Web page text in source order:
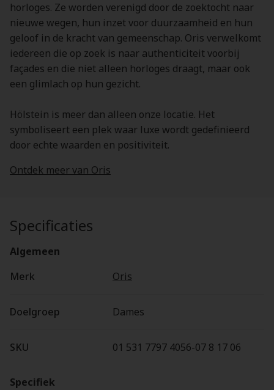
horloges. Ze worden verenigd door de zoektocht naar
nieuwe wegen, hun inzet voor duurzaamheid en hun
geloof in de kracht van gemeenschap. Oris verwelkomt
iedereen die op zoek is naar authenticiteit voorbij
façades en die niet alleen horloges draagt, maar ook
een glimlach op hun gezicht.
Hölstein is meer dan alleen onze locatie. Het
symboliseert een plek waar luxe wordt gedefinieerd
door echte waarden en positiviteit.
Ontdek meer van Oris
Specificaties
Algemeen
Merk
Oris
Doelgroep Dames
SKU 01 531 7797 4056-07 8 17 06
Specifiek